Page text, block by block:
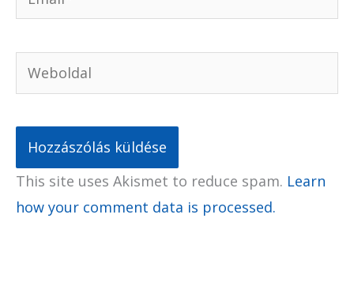
Weboldal
This site uses Akismet to reduce spam. Learn
how your comment data is processed.